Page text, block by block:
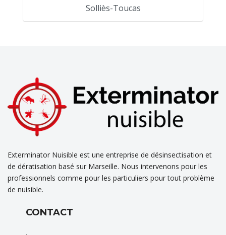
Solliès-Toucas
Exterminator Nuisible est une entreprise de désinsectisation et
de dératisation basé sur Marseille. Nous intervenons pour les
professionnels comme pour les particuliers pour tout problème
de nuisible.
CONTACT